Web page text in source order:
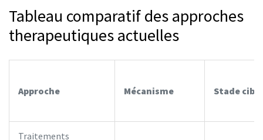
Tableau comparatif des approches
therapeutiques actuelles
Approche Mécanisme Stade ciblé
Traitements